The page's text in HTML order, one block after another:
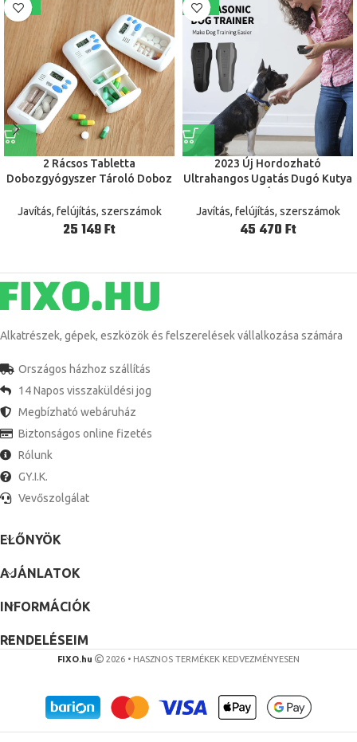
-24%
2 Rácsos Tabletta
Dobozgyógyszer Tároló Doboz
Emlékeztető Gyógyszer
Dobozok Riasztási Időzítő
Javítás, felújítás, szerszámok
Ft
-15%
2023 Új Hordozható
Ultrahangos Ugatás Dugó Kutya
Javítás, felújítás, szerszámok
Ft
Alkatrészek, gépek, eszközök és felszerelések vállalkozása számára
Országos házhoz szállítás
14 Napos visszaküldési jog
Megbízható webáruház
Biztonságos online fizetés
Rólunk
GY.I.K.
Vevőszolgálat
ELŐNYÖK
AJÁNLATOK
INFORMÁCIÓK
RENDELÉSEIM
FIXO.hu 2026 • HASZNOS TERMÉKEK KEDVEZMÉNYESEN
Φ3Mm
Φ5Mm